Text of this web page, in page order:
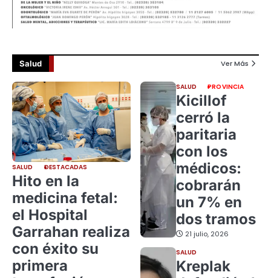
Salud Ver Más
SALUD DESTACADAS
Hito en la
medicina fetal:
el Hospital
Garrahan realiza
con éxito su
primera
SALUD PROVINCIA
Kicillof
cerró la
paritaria
con los
médicos:
cobrarán
un 7% en
dos tramos
21 julio, 2026
SALUD
Kreplak